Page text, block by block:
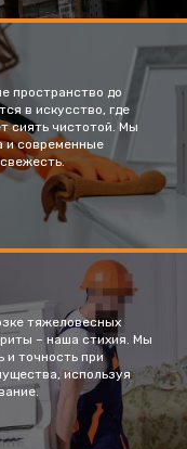
пространство до
в искусство, где
сиять чистотой. Мы
и современные
тяжеловесных
– наша стихия. Мы
и точность при
используя